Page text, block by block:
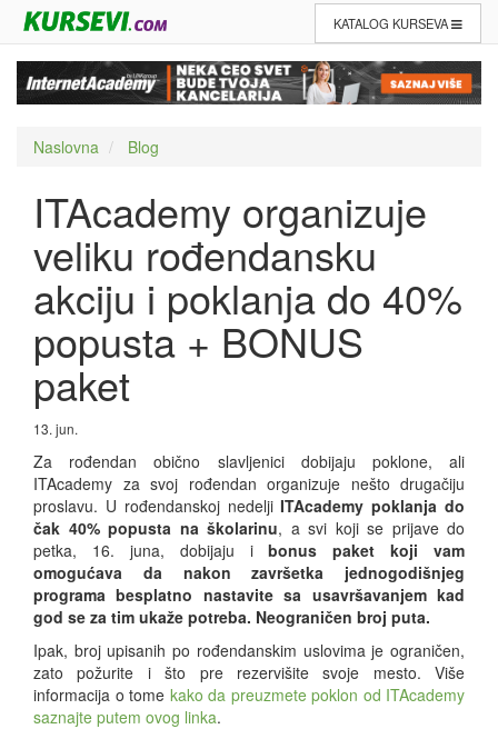
KATALOG KURSEVA
Naslovna Blog
ITAcademy organizuje
veliku rođendansku
akciju i poklanja do 40%
popusta + BONUS
paket
13. jun.
Za rođendan obično slavljenici dobijaju poklone, ali
ITAcademy za svoj rođendan organizuje nešto drugačiju
proslavu. U rođendanskoj nedeljiITAcademy poklanja do
čak 40% popusta na školarinu, a svi koji se prijave do
petka, 16. juna, dobijaju ibonus paket koji vam
omogućava da nakon završetka jednogodišnjeg
programa besplatno nastavite sa usavršavanjem kad
god se za tim ukaže potreba. Neograničen broj puta.
Ipak, broj upisanih po rođendanskim uslovima je ograničen,
zato požurite i što pre rezervišite svoje mesto. Više
informacija o tome kako da preuzmete poklon od ITAcademy
saznajte putem ovog linka.